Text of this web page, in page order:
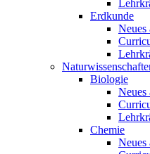
Erdkunde
Neues
Biologie
Neues
Chemie
Neues